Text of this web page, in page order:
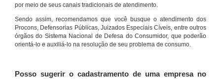
por meio de seus canais tradicionais de atendimento.
Sendo assim, recomendamos que você busque o atendimento dos
Procons, Defensorias Públicas, Juizados Especiais Cíveis, entre outros
órgãos do Sistema Nacional de Defesa do Consumidor, que poderão
orientá-lo e auxiliá-lo na resolução de seu problema de consumo.
Posso sugerir o cadastramento de uma empresa no